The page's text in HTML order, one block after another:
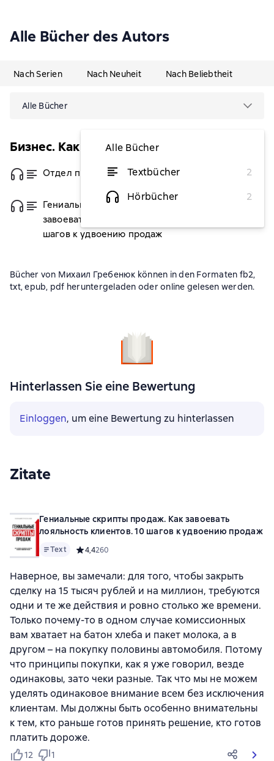
Alle Bücher des Autors
Nach Serien Nach Neuheit Nach Beliebtheit
Alle Bücher
Alle Bücher
Textbücher
2
Hörbücher
2
Бизнес. Как это работает в России
Отдел продаж по захвату рынка von 6,63 €
Гениальные скрипты продаж. Как
завоевать лояльность клиентов. 10
шагов к удвоению продаж
Bücher von Михаил Гребенюк können in den Formaten fb2,
txt, epub, pdf heruntergeladen oder online gelesen werden.
Hinterlassen Sie eine Bewertung
Einloggen, um eine Bewertung zu hinterlassen
Zitate
Гениальные скрипты продаж. Как завоевать
лояльность клиентов. 10 шагов к удвоению продаж
Text Средний рейтинг 4,4 на основе 260 оценок
4,4260
Наверное, вы замечали: для того, чтобы закрыть
сделку на 15 тысяч рублей и на миллион, требуются
одни и те же действия и ровно столько же времени.
Только почему-то в одном случае комиссионных
вам хватает на батон хлеба и пакет молока, а в
другом – на покупку половины автомобиля. Потому
что принципы покупки, как я уже говорил, везде
одинаковы, зато чеки разные. Так что мы не можем
уделять одинаковое внимание всем без исключения
клиентам. Мы должны быть особенно внимательны
к тем, кто раньше готов принять решение, кто готов
платить дороже.
12 1